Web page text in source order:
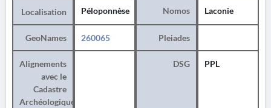
Localisation Péloponnèse Nomos Laconie
GeoNames 260065 Pleiades
Alignements
avec le
Cadastre
Archéologique
DSG PPL